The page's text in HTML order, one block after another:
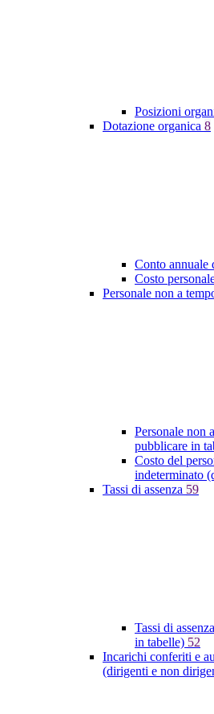
Posizioni
Dotazione organica 8
Conto annuale
Costo
Personale non a
Personale non
pubblicare in
Costo del
indeterminato
Tassi di assenza 59
Tassi di
in tabelle) 52
Incarichi conferiti e
(dirigenti e non